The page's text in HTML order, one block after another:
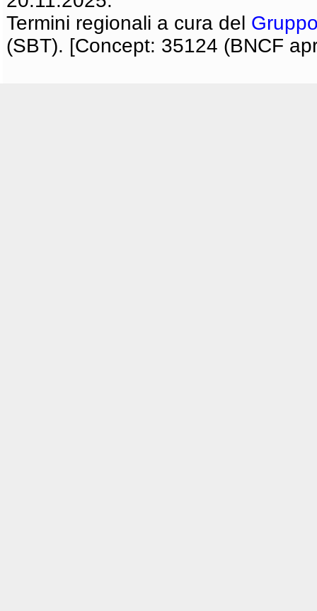
Termini regionali a cura del
(SBT). [Concept: 35124 (BNCF